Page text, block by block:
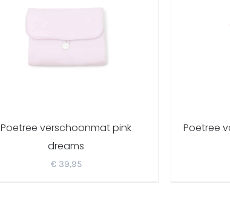
Poetree verschoonmat pink
dreams
€39,95
Poetree